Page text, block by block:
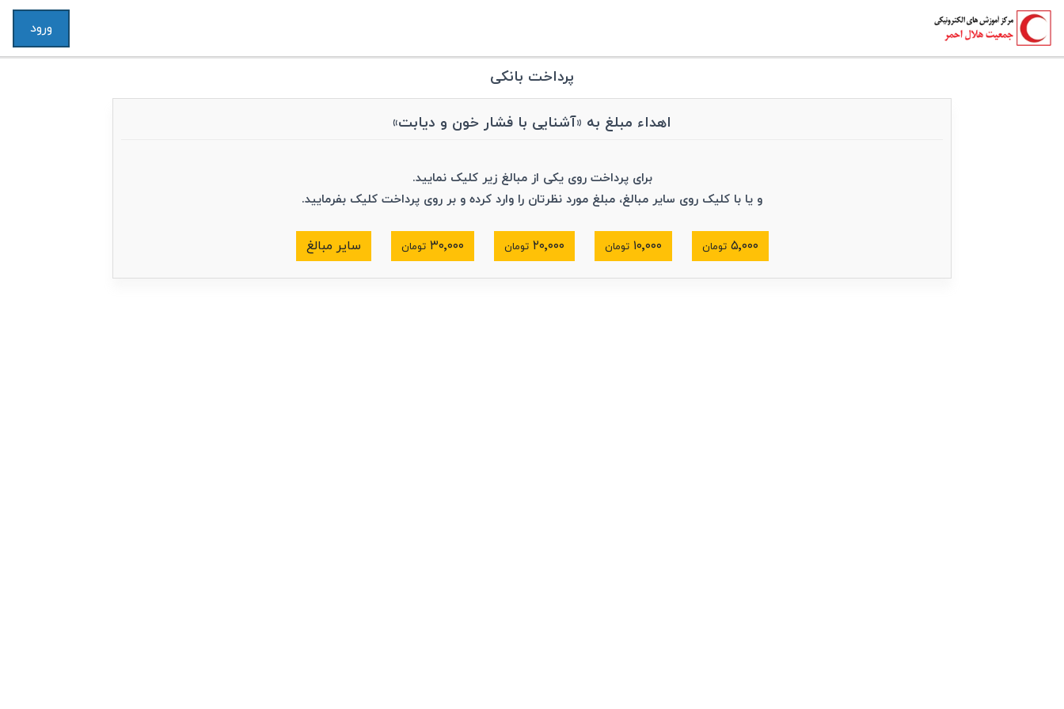
ورود
پرداخت بانکی
اهداء مبلغ به «آشنایی با فشار خون و دیابت»
برای پرداخت روی یکی از مبالغ زیر کلیک نمایید.
و یا با کلیک روی سایر مبالغ، مبلغ مورد نظرتان را وارد کرده و بر روی پرداخت کلیک بفرمایید.
۵٬۰۰۰ تومان ۱۰٬۰۰۰ تومان ۲۰٬۰۰۰ تومان ۳۰٬۰۰۰ تومان سایر مبالغ